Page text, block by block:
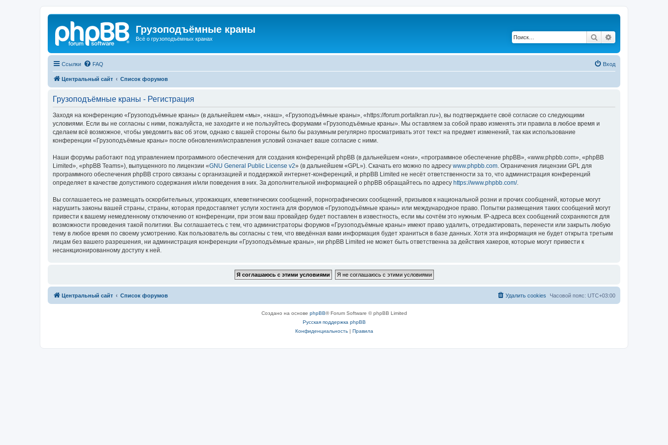
Грузоподъёмные краны
Всё о грузоподъёмных кранах Поиск
Ссылки FAQ Вход
Центральный сайт Список форумов
Грузоподъёмные краны - Регистрация
Заходя на конференцию «Грузоподъёмные краны» (в дальнейшем «мы», «наш», «Грузоподъёмные краны», «https://forum.portalkran.ru»), вы подтверждаете своё согласие со следующими
условиями. Если вы не согласны с ними, пожалуйста, не заходите и не пользуйтесь форумами «Грузоподъёмные краны». Мы оставляем за собой право изменять эти правила в любое время и
сделаем всё возможное, чтобы уведомить вас об этом, однако с вашей стороны было бы разумным регулярно просматривать этот текст на предмет изменений, так как использование
конференции «Грузоподъёмные краны» после обновления/исправления условий означает ваше согласие с ними.
Наши форумы работают под управлением программного обеспечения для создания конференций phpBB (в дальнейшем «они», «программное обеспечение phpBB», «www.phpbb.com», «phpBB
Limited», «phpBB Teams»), выпущенного по лицензии «GNU General Public License v2» (в дальнейшем «GPL»). Скачать его можно по адресу www.phpbb.com . Ограничения лицензии GPL для
программного обеспечения phpBB строго связаны с организацией и поддержкой интернет-конференций, и phpBB Limited не несёт ответственности за то, что администрация конференций
определяет в качестве допустимого содержания и/или поведения в них. За дополнительной информацией о phpBB обращайтесь по адресу https://www.phpbb.com/.
Вы соглашаетесь не размещать оскорбительных, угрожающих, клеветнических сообщений, порнографических сообщений, призывов к национальной розни и прочих сообщений, которые могут
нарушить законы вашей страны, страны, которая предоставляет услуги хостинга для форумов «Грузоподъёмные краны» или международное право. Попытки размещения таких сообщений могут
привести к вашему немедленному отключению от конференции, при этом ваш провайдер будет поставлен в известность, если мы сочтём это нужным. IP-адреса всех сообщений сохраняются для
возможности проведения такой политики. Вы соглашаетесь с тем, что администраторы форумов «Грузоподъёмные краны» имеют право удалить, отредактировать, перенести или закрыть любую
тему в любое время по своему усмотрению. Как пользователь вы согласны с тем, что введённая вами информация будет храниться в базе данных. Хотя эта информация не будет открыта третьим
лицам без вашего разрешения, ни администрация конференции «Грузоподъёмные краны», ни phpBB Limited не может быть ответственна за действия хакеров, которые могут привести к
несанкционированному доступу к ней.
Центральный сайт Список форумов Часовой пояс: UTC+03:00
Удалить cookies
Создано на основе phpBB® Forum Software © phpBB Limited
Русская поддержка phpBB
Конфиденциальность| Правила